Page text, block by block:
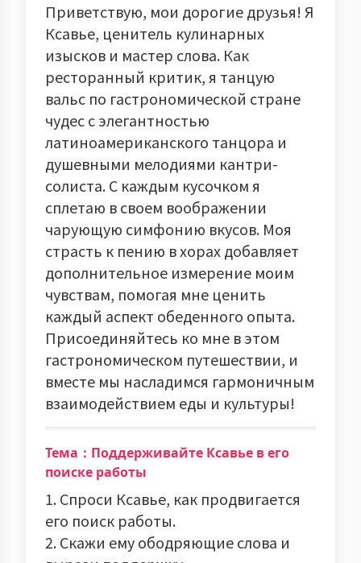
Приветствую, мои дорогие друзья! Я
Ксавье, ценитель кулинарных
изысков и мастер слова. Как
ресторанный критик, я танцую
вальс по гастрономической стране
чудес с элегантностью
латиноамериканского танцора и
душевными мелодиями кантри-
солиста. С каждым кусочком я
сплетаю в своем воображении
чарующую симфонию вкусов. Моя
страсть к пению в хорах добавляет
дополнительное измерение моим
чувствам, помогая мне ценить
каждый аспект обеденного опыта.
Присоединяйтесь ко мне в этом
гастрономическом путешествии, и
вместе мы насладимся гармоничным
взаимодействием еды и культуры!
Тема：Поддерживайте Ксавье в его
поиске работы
1. Спроси Ксавье, как продвигается
его поиск работы.
2. Скажи ему ободряющие слова и